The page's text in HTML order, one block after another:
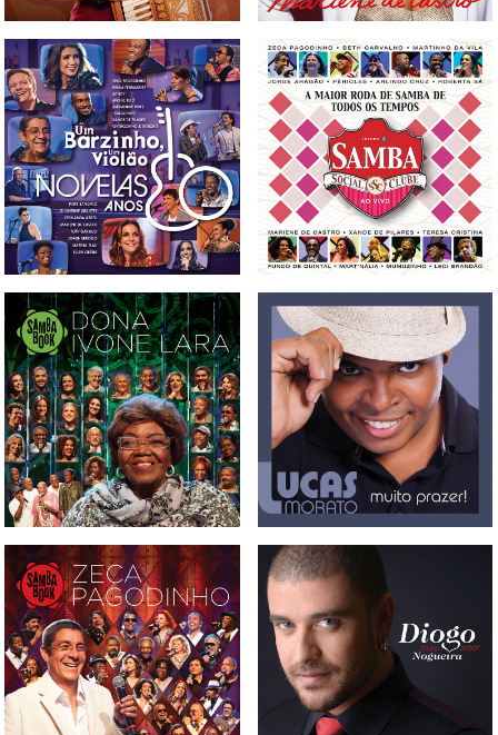
CD, DVD E BLU-RAY UM
BARZINHO, UM VIOLÃO -
NOVELAS ANOS 80 VOL. 1
CD E DVD SAMBA SOCIAL
CLUBE VOL. 5
BOX, CD, DVD E BLU-
RAYSAMBABOOK DONA
IVONE LARA
CD LUCAS MORATO -
MUITO PRAZER
BOX, CD, DVD E BLURAY
SAMBABOOK ZECA
PAGODINHO
CD DIOGO NOGUEIRA -
MAIS AMOR